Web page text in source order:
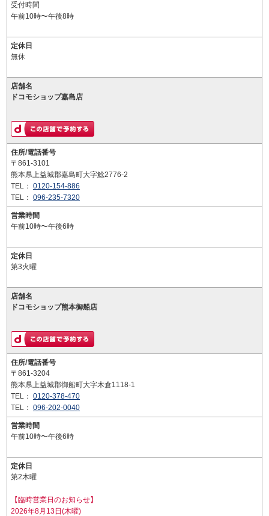
受付時間
午前10時〜午後8時
定休日
無休
店舗名
ドコモショップ嘉島店
住所/電話番号
〒861-3101
熊本県上益城郡嘉島町大字鯰2776-2
TEL： 0120-154-886
TEL： 096-235-7320
営業時間
午前10時〜午後6時
定休日
第3火曜
店舗名
ドコモショップ熊本御船店
住所/電話番号
〒861-3204
熊本県上益城郡御船町大字木倉1118-1
TEL： 0120-378-470
TEL： 096-202-0040
営業時間
午前10時〜午後6時
定休日
第2木曜
【臨時営業日のお知らせ】
2026年8月13日(木曜)